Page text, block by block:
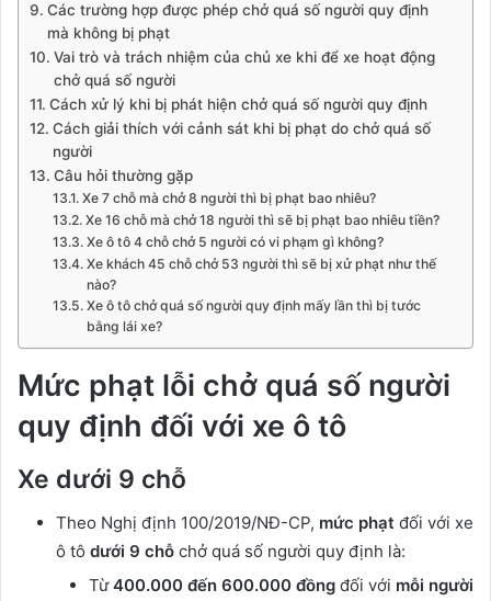
Các trường hợp được phép chở quá số người quy định
mà không bị phạt
Vai trò và trách nhiệm của chủ xe khi để xe hoạt động
chở quá số người
Cách xử lý khi bị phát hiện chở quá số người quy định
Cách giải thích với cảnh sát khi bị phạt do chở quá số
người
Câu hỏi thường gặp
Xe 7 chỗ mà chở 8 người thì bị phạt bao nhiêu?
Xe 16 chỗ mà chở 18 người thì sẽ bị phạt bao nhiêu tiền?
Xe ô tô 4 chỗ chở 5 người có vi phạm gì không?
Xe khách 45 chỗ chở 53 người thì sẽ bị xử phạt như thế
nào?
Xe ô tô chở quá số người quy định mấy lần thì bị tước
bằng lái xe?
Mức phạt lỗi chở quá số người
quy định đối với xe ô tô
Xe dưới 9 chỗ
Theo Nghị định 100/2019/NĐ-CP, mức phạt đối với xe
ô tô dưới 9 chỗ chở quá số người quy định là:
Từ400.000 đến 600.000 đồng đối với mỗi người